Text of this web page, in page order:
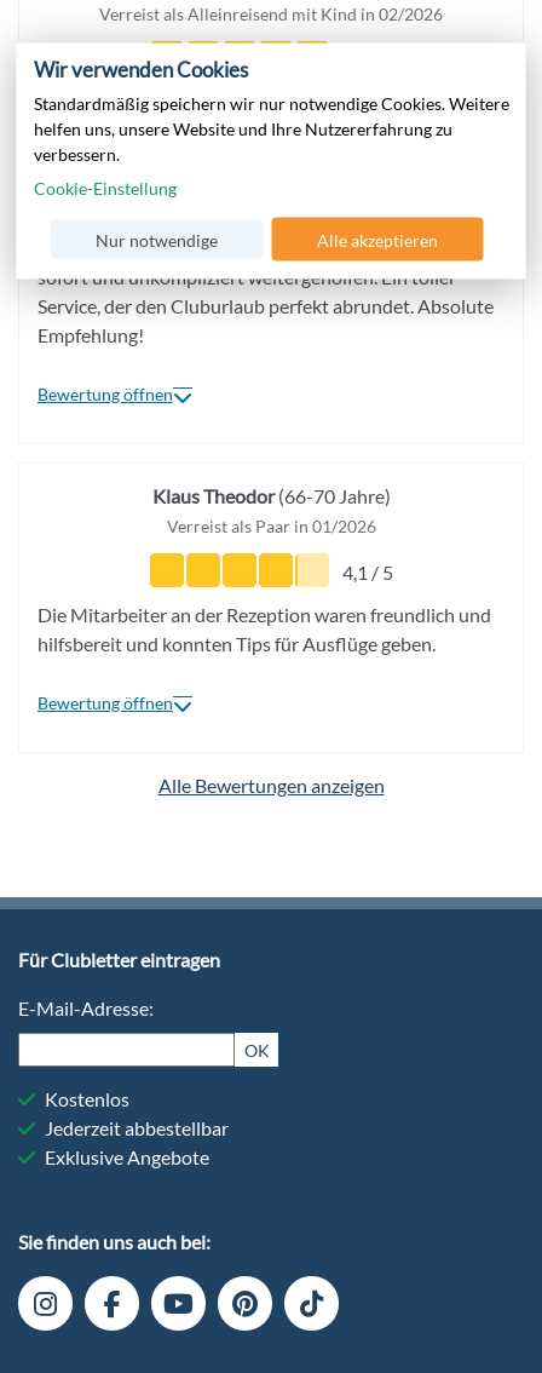
Verreist als Alleinreisend mit Kind in 02/2026
Ein großes Dankeschön an das Rezeptionsteam im
Aldiana Club Hochkönig! Der Check-in verlief super
schnell, reibungslos und super freundlich. Das gesamte
Team ist extrem zuvorkommend und absolut
professionell. Es ist wirklich schön zu sehen, mit wie viel
Freude hier gearbeitet wird. Bei jeder Frage wurde uns
sofort und unkompliziert weitergeholfen. Ein toller
Service, der den Cluburlaub perfekt abrundet. Absolute
Empfehlung!
Bewertung öffnen
Klaus Theodor(66-70 Jahre)
Verreist als Paar in 01/2026
4,1 / 5
Die Mitarbeiter an der Rezeption waren freundlich und
hilfsbereit und konnten Tips für Ausflüge geben.
Bewertung öffnen
Alle Bewertungen anzeigen
Sie finden uns auch bei:
Für Clubletter eintragen
E-Mail-Adresse:
OK
Kostenlos
Jederzeit abbestellbar
Exklusive Angebote
Wir verwenden Cookies
Standardmäßig speichern wir nur notwendige Cookies. Weitere
helfen uns, unsere Website und Ihre Nutzererfahrung zu
verbessern.
Cookie-Einstellung
Nur notwendige Alle akzeptieren